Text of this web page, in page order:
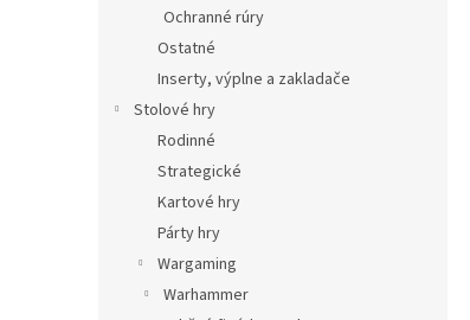
Ochranné rúry
Ostatné
Inserty, výplne a zakladače
Stolové hry
Rodinné
Strategické
Kartové hry
Párty hry
Wargaming
Warhammer